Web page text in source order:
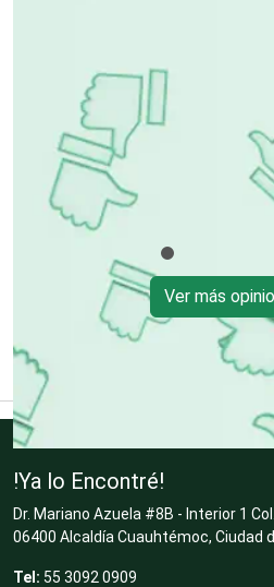
Cibercafés
Clínicas de Belleza
Clínicas de
Clínicas y Hospitales
Clubes Deportivos
Cocinas Integrales
Ver más
!Ya lo Encontré!
Dr. Mariano Azuela #8B - Interior 1
06400 Alcaldía Cuauhtémoc, Ciudad
Tel: 55 3092 0909